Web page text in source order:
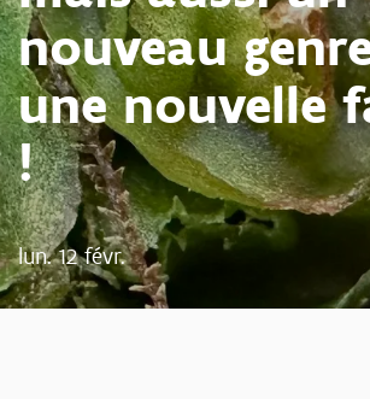
nouveau
une nouvelle
!
lun. 12 févr.